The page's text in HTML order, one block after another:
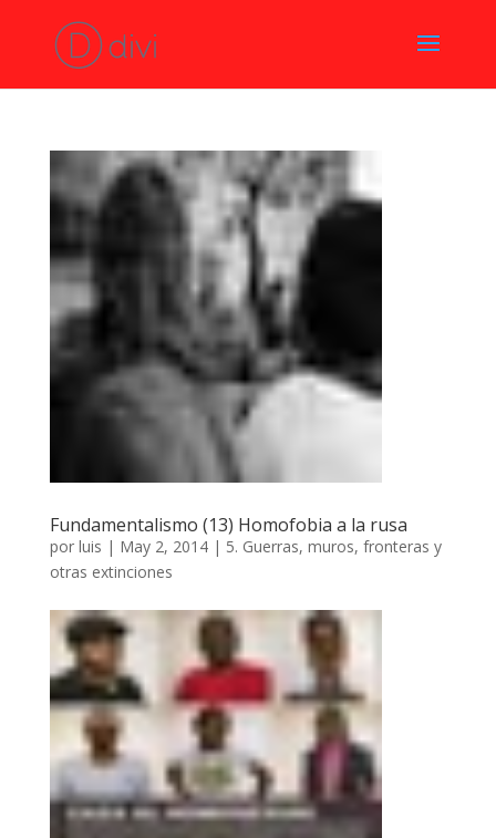
Fundamentalismo (13) Homofobia a la rusa
por luis | May 2, 2014| 5. Guerras, muros, fronteras y
otras extinciones